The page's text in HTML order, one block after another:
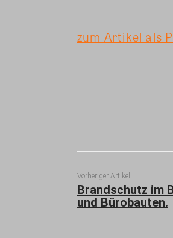
zum Artikel als
Vorheriger Artikel
Brandschutz im
und Bürobauten.